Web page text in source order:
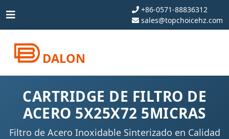
+86-0571-88836312
sales@topchoicehz.com
DALON
CARTRIDGE DE FILTRO DE
ACERO 5X25X72 5MICRAS
Filtro de Acero Inoxidable Sinterizado en Calidad